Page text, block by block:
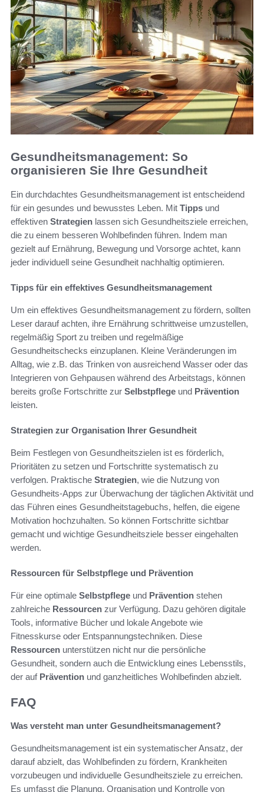
Gesundheitsmanagement: So
organisieren Sie Ihre Gesundheit
Ein durchdachtes Gesundheitsmanagement ist entscheidend
für ein gesundes und bewusstes Leben. Mit Tipps und
effektiven Strategien lassen sich Gesundheitsziele erreichen,
die zu einem besseren Wohlbefinden führen. Indem man
gezielt auf Ernährung, Bewegung und Vorsorge achtet, kann
jeder individuell seine Gesundheit nachhaltig optimieren.
Tipps für ein effektives Gesundheitsmanagement
Um ein effektives Gesundheitsmanagement zu fördern, sollten
Leser darauf achten, ihre Ernährung schrittweise umzustellen,
regelmäßig Sport zu treiben und regelmäßige
Gesundheitschecks einzuplanen. Kleine Veränderungen im
Alltag, wie z.B. das Trinken von ausreichend Wasser oder das
Integrieren von Gehpausen während des Arbeitstags, können
bereits große Fortschritte zur Selbstpflege und Prävention
leisten.
Strategien zur Organisation Ihrer Gesundheit
Beim Festlegen von Gesundheitszielen ist es förderlich,
Prioritäten zu setzen und Fortschritte systematisch zu
verfolgen. Praktische Strategien, wie die Nutzung von
Gesundheits-Apps zur Überwachung der täglichen Aktivität und
das Führen eines Gesundheitstagebuchs, helfen, die eigene
Motivation hochzuhalten. So können Fortschritte sichtbar
gemacht und wichtige Gesundheitsziele besser eingehalten
werden.
Ressourcen für Selbstpflege und Prävention
Für eine optimale Selbstpflege und Prävention stehen
zahlreiche Ressourcen zur Verfügung. Dazu gehören digitale
Tools, informative Bücher und lokale Angebote wie
Fitnesskurse oder Entspannungstechniken. Diese
Ressourcen unterstützen nicht nur die persönliche
Gesundheit, sondern auch die Entwicklung eines Lebensstils,
der auf Prävention und ganzheitliches Wohlbefinden abzielt.
FAQ
Was versteht man unter Gesundheitsmanagement?
Gesundheitsmanagement ist ein systematischer Ansatz, der
darauf abzielt, das Wohlbefinden zu fördern, Krankheiten
vorzubeugen und individuelle Gesundheitsziele zu erreichen.
Es umfasst die Planung, Organisation und Kontrolle von